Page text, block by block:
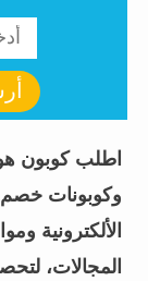
اطلب كوبون
الألكترونية
المجالات،